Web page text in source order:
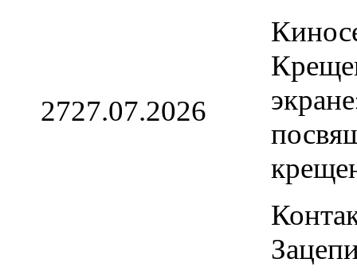
2727.07.2026